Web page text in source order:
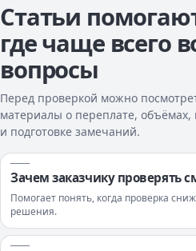
Статьи
где чаще всего
вопросы
Перед проверкой можно
материалы о переплате, объёмах,
и подготовке замечаний.
Зачем заказчику проверять
Помогает понять, когда проверка
решения.